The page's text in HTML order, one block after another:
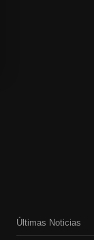
Últimas Noticias